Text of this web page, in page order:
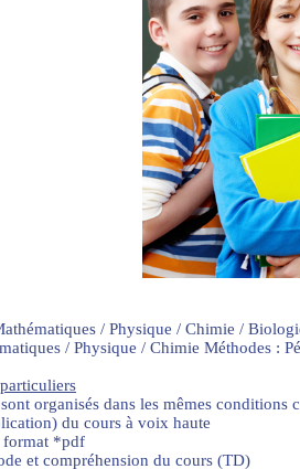
/ Physique / Chimie /
/ Physique / Chimie Méthodes :
organisés dans les mêmes conditions
du cours à voix haute
format *pdf
et compréhension du cours (TD)